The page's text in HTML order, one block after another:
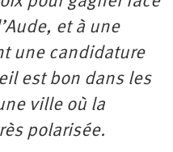
et à une
une candidature
est bon dans les
ville où la
polarisée.